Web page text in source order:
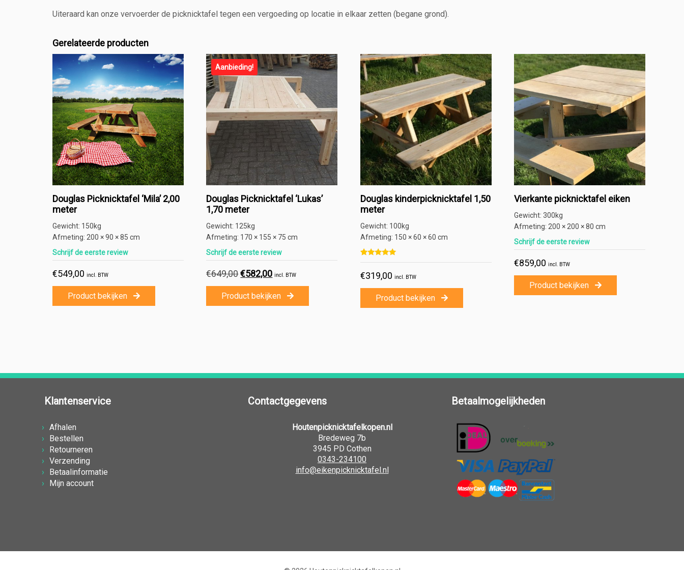
Uiteraard kan onze vervoerder de picknicktafel tegen een vergoeding op locatie in elkaar zetten (begane grond).
Gerelateerde producten
Douglas Picknicktafel ‘Mila’ 2,00
meter
Gewicht: 150kg
Afmeting: 200 × 90 × 85 cm
Schrijf de eerste review
€549,00 incl. BTW
Product bekijken
Aanbieding!
Douglas Picknicktafel ‘Lukas’
1,70 meter
Gewicht: 125kg
Afmeting: 170 × 155 × 75 cm
Schrijf de eerste review
€649,00Oorspronkelijke
prijs
was:
€649,00.
€582,00Huidige
prijs
is:
€582,00.
incl. BTW
Product bekijken
Douglas kinderpicknicktafel 1,50
meter
Gewicht: 100kg
Afmeting: 150 × 60 × 60 cm
Gewaardeerd
op 5 gebaseerd op
1
€319,00 incl. BTW
Product bekijken
Vierkante picknicktafel eiken
Gewicht:300kg
Afmeting: 200 × 200 × 80 cm
Schrijf de eerste review
€859,00 incl. BTW
Product bekijken
Klantenservice
Afhalen
Bestellen
Retourneren
Verzending
Betaalinformatie
Mijn account
Contactgegevens
Houtenpicknicktafelkopen.nl
Bredeweg 7b
3945 PD Cothen
0343-234100
info@eikenpicknicktafel.nl
Betaalmogelijkheden